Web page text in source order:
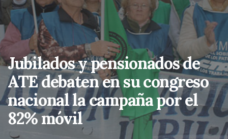
Jubilados y pensionados de
ATE debaten en su congreso
nacional la campaña por el
82% móvil